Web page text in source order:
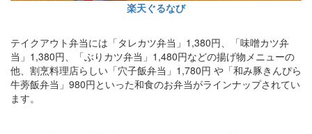
楽天ぐるなび
テイクアウト弁当には「タレカツ弁当」1,380円、「味噌カツ弁
当」1,380円、「ぶりカツ弁当」1,480円などの揚げ物メニューの
他、割烹料理店らしい「穴子飯弁当」1,780円 や「和み豚きんぴら
牛蒡飯弁当」980円といった和食のお弁当がラインナップされてい
ます。